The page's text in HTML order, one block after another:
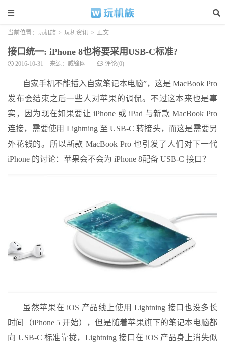
当前位置： 玩机族 > 玩机资讯 > 正文
接口统一: iPhone 8也将要采用USB-C标准?
2016-10-31 来源：威锋网 评论(0)
自家手机不能插入自家笔记本电脑”，这是 MacBook Pro
发布会结束之后一些人对苹果的调侃。不过这本来也是事
实，因为现在如果要让 iPhone 或 iPad 与新款 MacBook Pro
连接，需要使用 Lightning 至 USB-C 转接头，而这是需要另
外花钱的。所以新款 MacBook Pro 也引发了人们对下一代
iPhone 的讨论：苹果会不会为 iPhone 8配备 USB-C 接口？
虽然苹果在 iOS 产品线上使用 Lightning 接口也没多长
时间（iPhone 5 开始），但是随着苹果旗下的笔记本电脑都
向 USB-C 标准靠拢，Lightning 接口在 iOS 产品身上消失似